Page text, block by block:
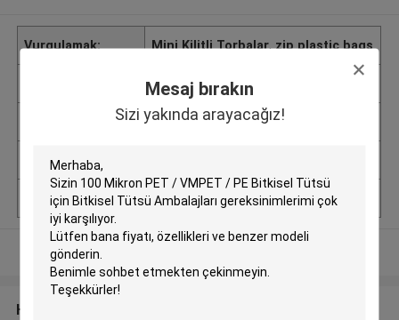
Mesaj bırakın
Sizi yakında arayacağız!
Vurgulamak: Mini Kilitli Torbalar,zip plastic bags
Dış karton kutu, ambalaj iç Poli
Depend on the bags you need.
Marka adı
Menşe yeri Shenzhen, Çin
Hakkımızda